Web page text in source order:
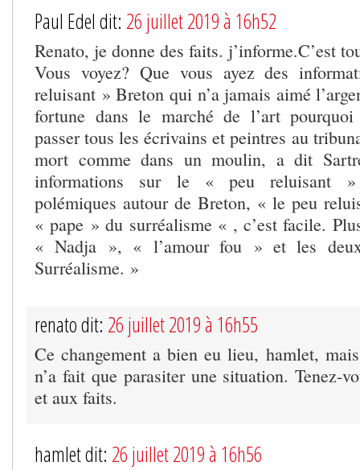
Paul Edel dit: 26 juillet 2019 à 16h52
Renato, je donne des faits. j’informe.C’est
Vous voyez? Que vous ayez des
reluisant » Breton qui n’a jamais aimé
fortune dans le marché de l’art
passer tous les écrivains et peintres au
mort comme dans un moulin, a dit
informations sur le « peu reluisant »
polémiques autour de Breton, « le peu
« pape » du surréalisme « , c’est facile.
« Nadja », « l’amour fou » et les
Surréalisme. »
renato dit: 26 juillet 2019 à 16h55
Ce changement a bien eu lieu, hamlet,
n’a fait que parasiter une situation. Tenez-
et aux faits.
hamlet dit: 26 juillet 2019 à 16h56